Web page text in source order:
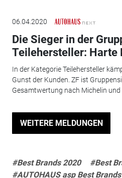
06.04.2020
Die Sieger in der
Teilehersteller: Harte
In der Kategorie Teilehersteller
Gunst der Kunden. ZF ist
Gesamtwertung nach Michelin und
WEITERE MELDUNGEN
#Best Brands 2020
#Best
#AUTOHAUS asp Best